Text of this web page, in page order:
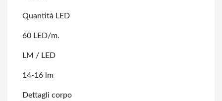
Quantità LED
60 LED/m.
LM / LED
14-16 lm
Dettagli corpo